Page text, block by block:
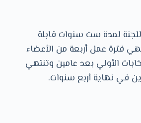
لمدة ست سنوات قابلة
فترة عمل أربعة من الأعضاء
الأولي بعد عامين وتنتهي
في نهاية أربع سنوات.